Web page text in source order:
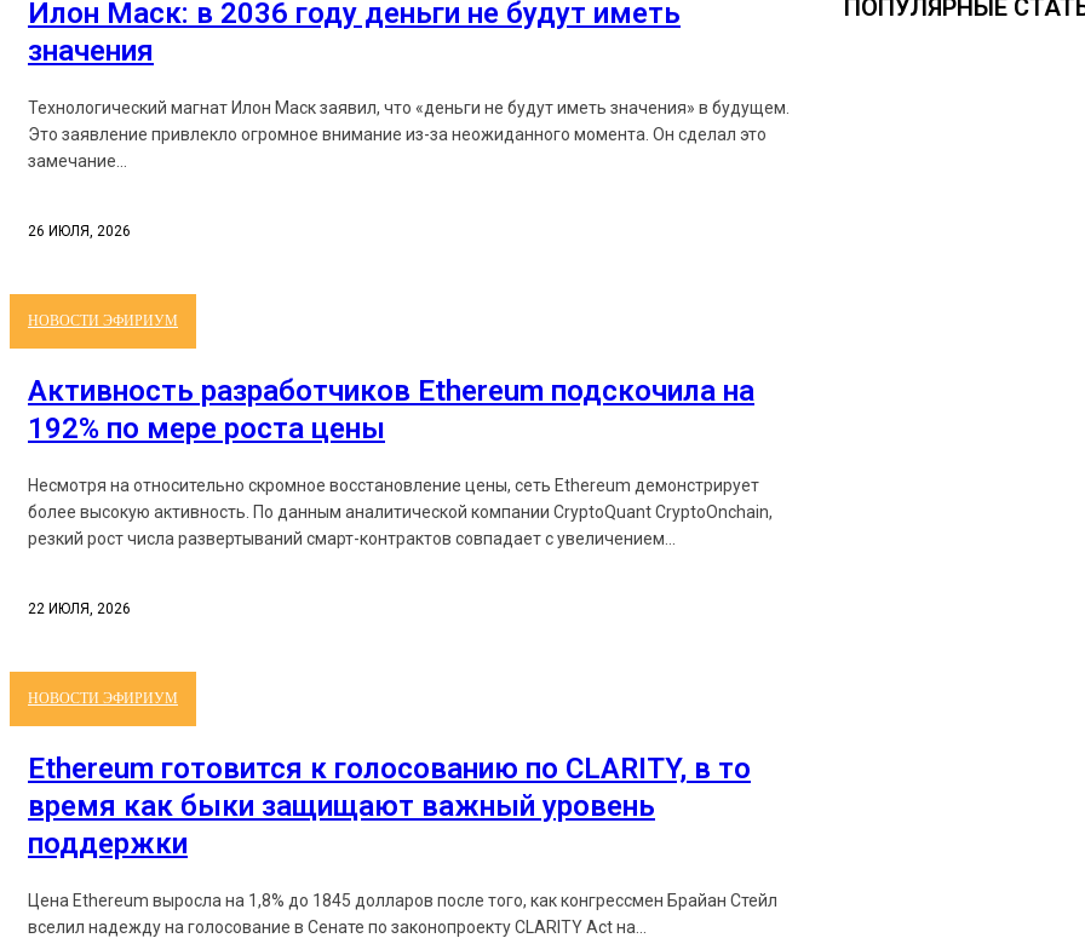
Илон Маск: в 2036 году деньги не будут иметь
значения
Технологический магнат Илон Маск заявил, что «деньги не будут иметь значения» в будущем.
Это заявление привлекло огромное внимание из-за неожиданного момента. Он сделал это
замечание...
26 ИЮЛЯ, 2026
НОВОСТИ ЭФИРИУМ
Активность разработчиков Ethereum подскочила на
192% по мере роста цены
Несмотря на относительно скромное восстановление цены, сеть Ethereum демонстрирует
более высокую активность. По данным аналитической компании CryptoQuant CryptoOnchain,
резкий рост числа развертываний смарт-контрактов совпадает с увеличением...
22 ИЮЛЯ, 2026
НОВОСТИ ЭФИРИУМ
Ethereum готовится к голосованию по CLARITY, в то
время как быки защищают важный уровень
поддержки
Цена Ethereum выросла на 1,8% до 1845 долларов после того, как конгрессмен Брайан Стейл
вселил надежду на голосование в Сенате по законопроекту CLARITY Act на...
ПОПУЛЯРНЫЕ